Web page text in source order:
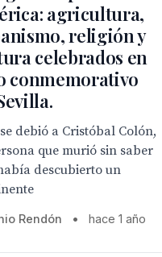
agricultura,
religión y
celebrados en
conmemorativo
debió a Cristóbal Colón,
que murió sin saber
descubierto un
Rendón • hace 1 año